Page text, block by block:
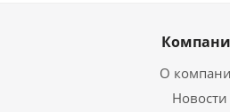
О
Новости